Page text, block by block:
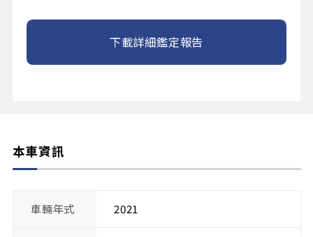
下載詳細鑑定報告
本車資訊
車輛年式 2021